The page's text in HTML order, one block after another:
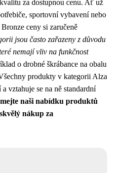
za dostupnou cenu. Ať už
sportovní vybavení nebo
ceny si zaručeně
jsou často zařazeny z důvodu
nemají vliv na funkčnost
o drobné škrábance na obalu
produkty v kategorii Alza
vztahuje se na ně standardní
naši nabídku produktů
nákup za